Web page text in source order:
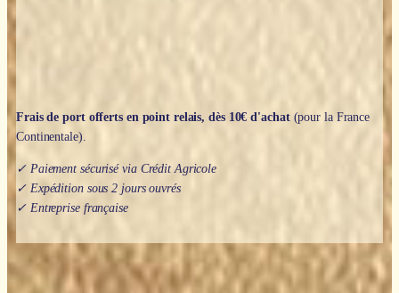
Frais de port offerts en point relais, dès 10€ d'achat(pour la France
Continentale).
✓ Paiement sécurisé via Crédit Agricole
✓ Expédition sous 2 jours ouvrés
✓ Entreprise française